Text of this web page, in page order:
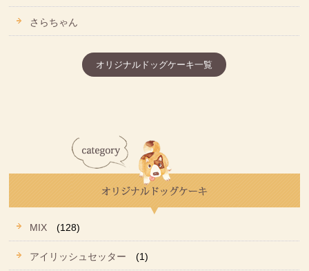
さらちゃん
オリジナルドッグケーキ一覧
MIX (128)
アイリッシュセッター (1)